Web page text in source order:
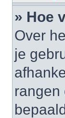
» Hoe
Over
je
rangen